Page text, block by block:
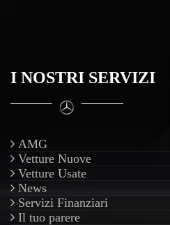
I NOSTRI SERVIZI
AMG
Vetture Nuove
Vetture Usate
News
Servizi Finanziari
Il tuo parere